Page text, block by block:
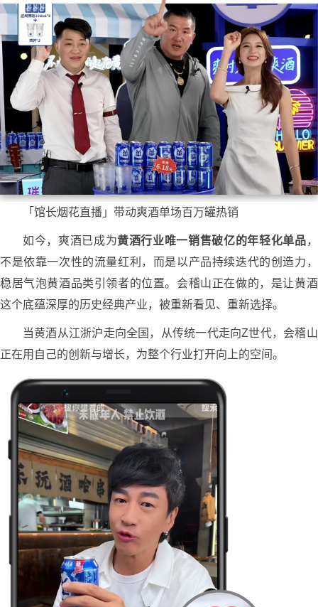
「馆长烟花直播」带动爽酒单场百万罐热销
如今，爽酒已成为黄酒行业唯一销售破亿的年轻化单品，
不是依靠一次性的流量红利，而是以产品持续迭代的创造力，
稳居气泡黄酒品类引领者的位置。会稽山正在做的，是让黄酒
这个底蕴深厚的历史经典产业，被重新看见、重新选择。
当黄酒从江浙沪走向全国，从传统一代走向Z世代，会稽山
正在用自己的创新与增长，为整个行业打开向上的空间。